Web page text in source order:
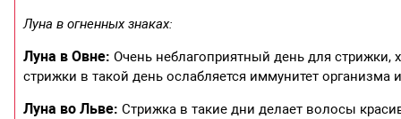
Луна в огненных знаках:
Луна в Овне: Очень неблагоприятный день для стрижки,
стрижки в такой день ослабляется иммунитет
Луна во Льве: Стрижка в такие дни делает волосы